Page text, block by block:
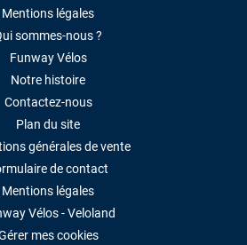
Mentions légales
sommes-nous ?
Funway Vélos
Notre histoire
Contactez-nous
Plan du site
générales de vente
de contact
Mentions légales
Vélos - Veloland
mes cookies